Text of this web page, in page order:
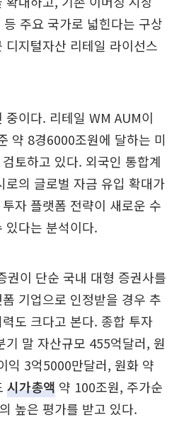
주요 국가로 넓힌다는 구상
디지털자산 리테일 라이선스
중이다. 리테일 WM AUM이
약 8경6000조원에 달하는 미
토하고 있다. 외국인 통합계
로의 글로벌 자금 유입 확대가
자 플랫폼 전략이 새로운 수
있다는 분석이다.
권이 단순 국내 대형 증권사를
기업으로 인정받을 경우 추
도 크다고 본다. 종합 투자
기 말 자산규모 455억달러, 원
익 3억5000만달러, 원화 약
시가총액 약 100조원, 주가순
높은 평가를 받고 있다.